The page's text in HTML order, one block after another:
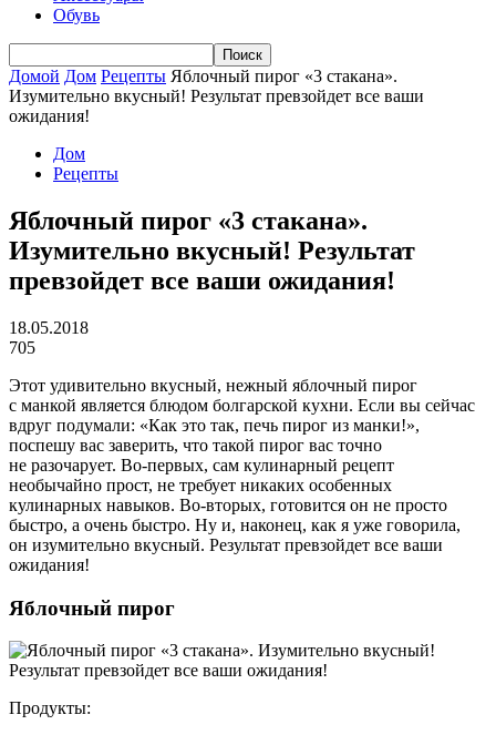
Обувь
Домой Дом Рецепты Яблочный пирог «3 стакана».
Изумительно вкусный! Результат превзойдет все ваши
ожидания!
Дом
Рецепты
Яблочный пирог «3 стакана».
Изумительно вкусный! Результат
превзойдет все ваши ожидания!
18.05.2018
705
Этот удивительно вкусный, нежный яблочный пирог
с манкой является блюдом болгарской кухни. Если вы сейчас
вдруг подумали: «Как это так, печь пирог из манки!»,
поспешу вас заверить, что такой пирог вас точно
не разочарует. Во-первых, сам кулинарный рецепт
необычайно прост, не требует никаких особенных
кулинарных навыков. Во-вторых, готовится он не просто
быстро, а очень быстро. Ну и, наконец, как я уже говорила,
он изумительно вкусный. Результат превзойдет все ваши
ожидания!
Яблочный пирог
Продукты: